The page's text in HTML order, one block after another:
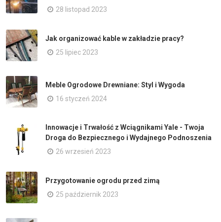
28 listopad 2023
Jak organizować kable w zakładzie pracy?
25 lipiec 2023
Meble Ogrodowe Drewniane: Styl i Wygoda
16 styczeń 2024
Innowacje i Trwałość z Wciągnikami Yale - Twoja
Droga do Bezpiecznego i Wydajnego Podnoszenia
26 wrzesień 2023
Przygotowanie ogrodu przed zimą
25 październik 2023